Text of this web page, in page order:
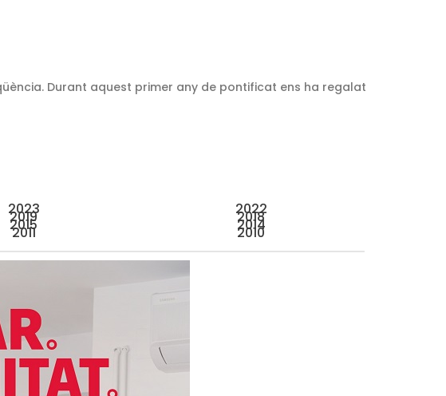
Durant aquest primer any de pontificat ens ha regalat
2023
2019
2015
2011
2022
2018
2014
2010